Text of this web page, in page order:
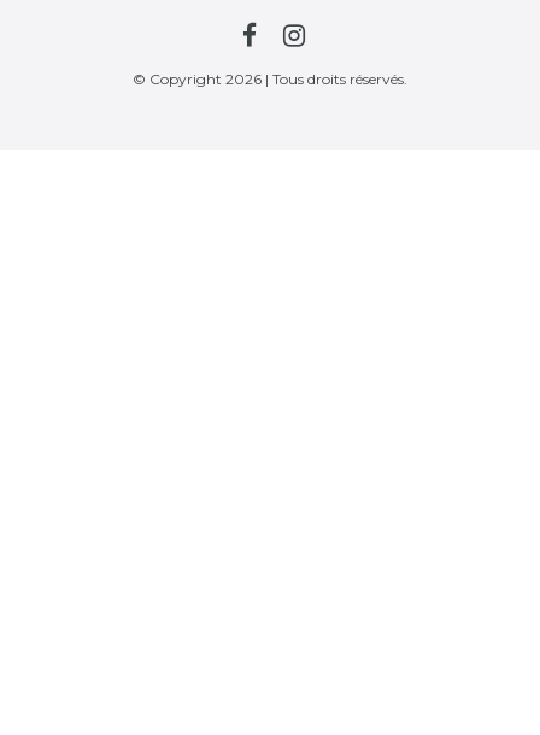
© Copyright 2026 | Tous droits réservés.